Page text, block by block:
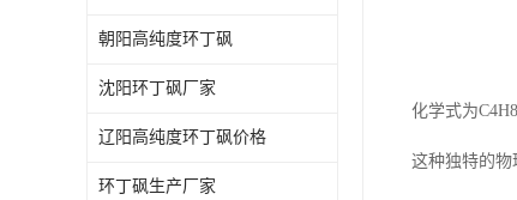
朝阳高纯度环丁砜
沈阳环丁砜厂家
辽阳高纯度环丁砜价格
环丁砜生产厂家
化学式为
这种独特的物